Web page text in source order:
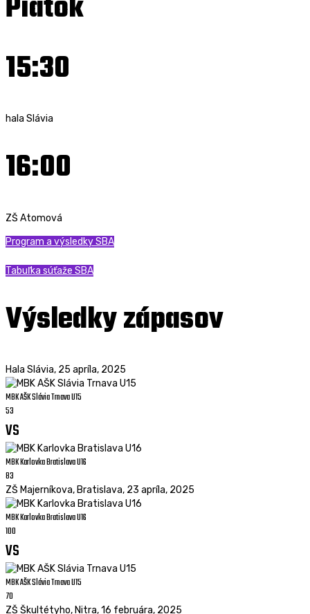
Piatok
15:30
hala Slávia
16:00
ZŠ Atomová
Program a výsledky SBA
Tabuľka súťaže SBA
Výsledky zápasov
Hala Slávia, 25 apríla, 2025
MBK AŠK Slávia Trnava U15
53
vs
MBK Karlovka Bratislava U16
83
ZŠ Majerníkova, Bratislava, 23 apríla, 2025
MBK Karlovka Bratislava U16
100
vs
MBK AŠK Slávia Trnava U15
70
ZŠ Škultétyho, Nitra,16 februára, 2025